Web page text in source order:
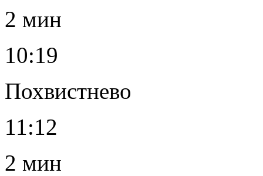
2 мин
10:19
Похвистнево
11:12
2 мин